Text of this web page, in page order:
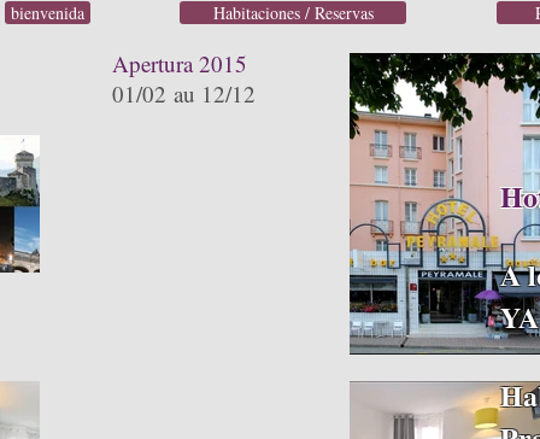
bienvenida Habitaciones / Reservas
Apertura 2015
01/02 au 12/12
A